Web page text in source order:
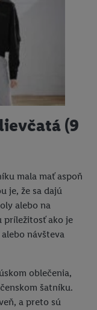
(9
mala mať aspoň
je, že sa dajú
alebo na
príležitosť ako je
návšteva
oblečenia,
šatníku.
a preto sú